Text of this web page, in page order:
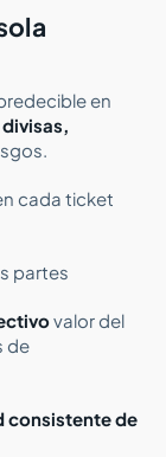
en
cada ticket
partes
valor del
de
consistente de